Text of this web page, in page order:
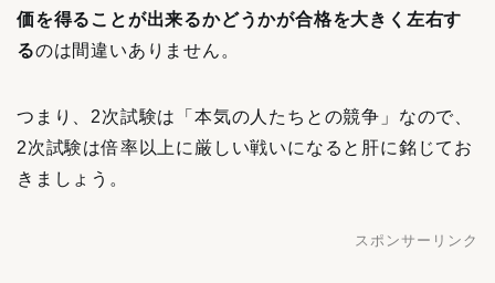
価を得ることが出来るかどうかが合格を大きく左右す
るのは間違いありません。
つまり、2次試験は「本気の人たちとの競争」なので、
2次試験は倍率以上に厳しい戦いになると肝に銘じてお
きましょう。
スポンサーリンク